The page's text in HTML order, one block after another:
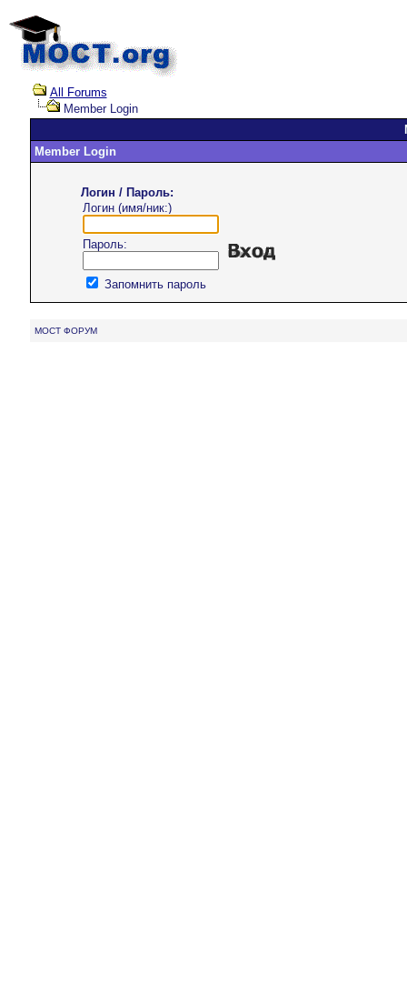
All Forums
Member Login
Member Login
Логин / Пароль:
Логин (имя/ник:)
Пароль:
Запомнить пароль
MOCT ФОРУМ